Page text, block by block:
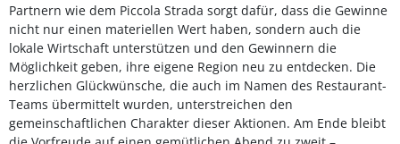
Partnern wie dem Piccola Strada sorgt dafür, dass die Gewinne
nicht nur einen materiellen Wert haben, sondern auch die
lokale Wirtschaft unterstützen und den Gewinnern die
Möglichkeit geben, ihre eigene Region neu zu entdecken. Die
herzlichen Glückwünsche, die auch im Namen des Restaurant-
Teams übermittelt wurden, unterstreichen den
gemeinschaftlichen Charakter dieser Aktionen. Am Ende bleibt